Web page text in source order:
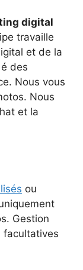
digital
travaille
et de la
des
Nous vous
Nous
et la
ou
Gestion
facultatives